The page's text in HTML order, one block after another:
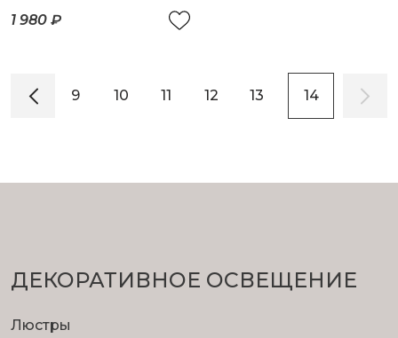
1 980 ₽
8 9 10 11 12 13 14
ДЕКОРАТИВНОЕ ОСВЕЩЕНИЕ
Люстры